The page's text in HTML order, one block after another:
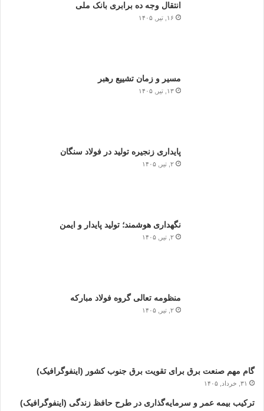
انتقال وجه ده برابری بانک ملی
۱۶, تیر, ۱۴۰۵
مسیر و زمان تشییع رهبر
۱۳, تیر, ۱۴۰۵
پایداری زنجیره تولید در فولاد سنگان
۲, تیر, ۱۴۰۵
نگهداری هوشمند؛ تولید پایدار و ایمن
۲, تیر, ۱۴۰۵
منظومه تعالی گروه فولاد مبارکه
۲, تیر, ۱۴۰۵
گام مهم صنعت برق برای تقویت برق جنوب کشور (اینفوگرافیک)
۳۱, خرداد, ۱۴۰۵
ترکیب بیمه عمر و سرمایه‌گذاری در طرح حافظ زندگی (اینفوگرافیک)